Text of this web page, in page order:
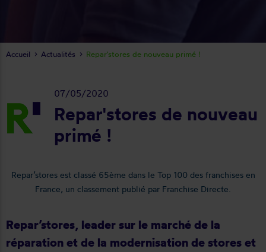
07/05/2020
Repar'stores de nouveau
primé !
Repar’stores est classé 65ème dans le Top 100 des franchises en
France, un classement publié par Franchise Directe.
Repar’stores, leader sur le marché de la
réparation et de la modernisation de stores et
Accueil Actualités Repar'stores de nouveau primé !